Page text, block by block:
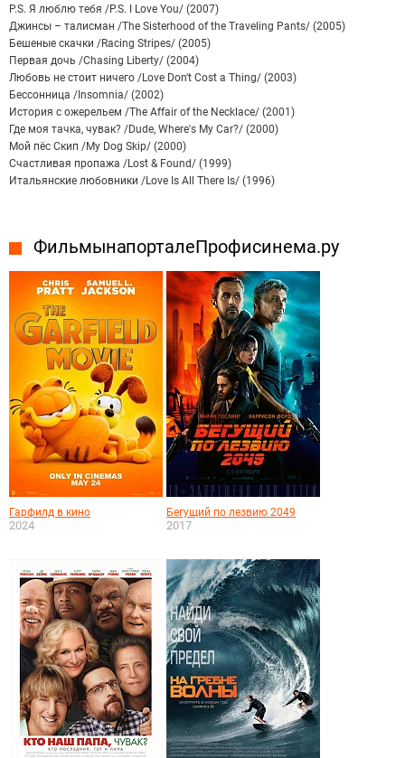
P.S. Я люблю тебя /P.S. I Love You/ (2007)
Джинсы – талисман /The Sisterhood of the Traveling Pants/ (2005)
Бешеные скачки /Racing Stripes/ (2005)
Первая дочь /Chasing Liberty/ (2004)
Любовь не стоит ничего /Love Don't Cost a Thing/ (2003)
Бессонница /Insomnia/ (2002)
История с ожерельем /The Affair of the Necklace/ (2001)
Где моя тачка, чувак? /Dude, Where's My Car?/ (2000)
Мой пёс Скип /My Dog Skip/ (2000)
Счастливая пропажа /Lost & Found/ (1999)
Итальянские любовники /Love Is All There Is/ (1996)
Фильмы на портале Профисинема.ру
Гарфилд в кино
2024
Бегущий по лезвию 2049
2017